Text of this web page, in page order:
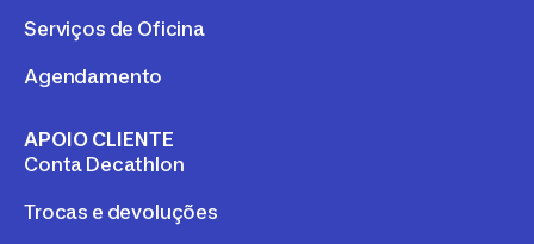
Serviços de Oficina
Agendamento
APOIO CLIENTE
Conta Decathlon
Trocas e devoluções